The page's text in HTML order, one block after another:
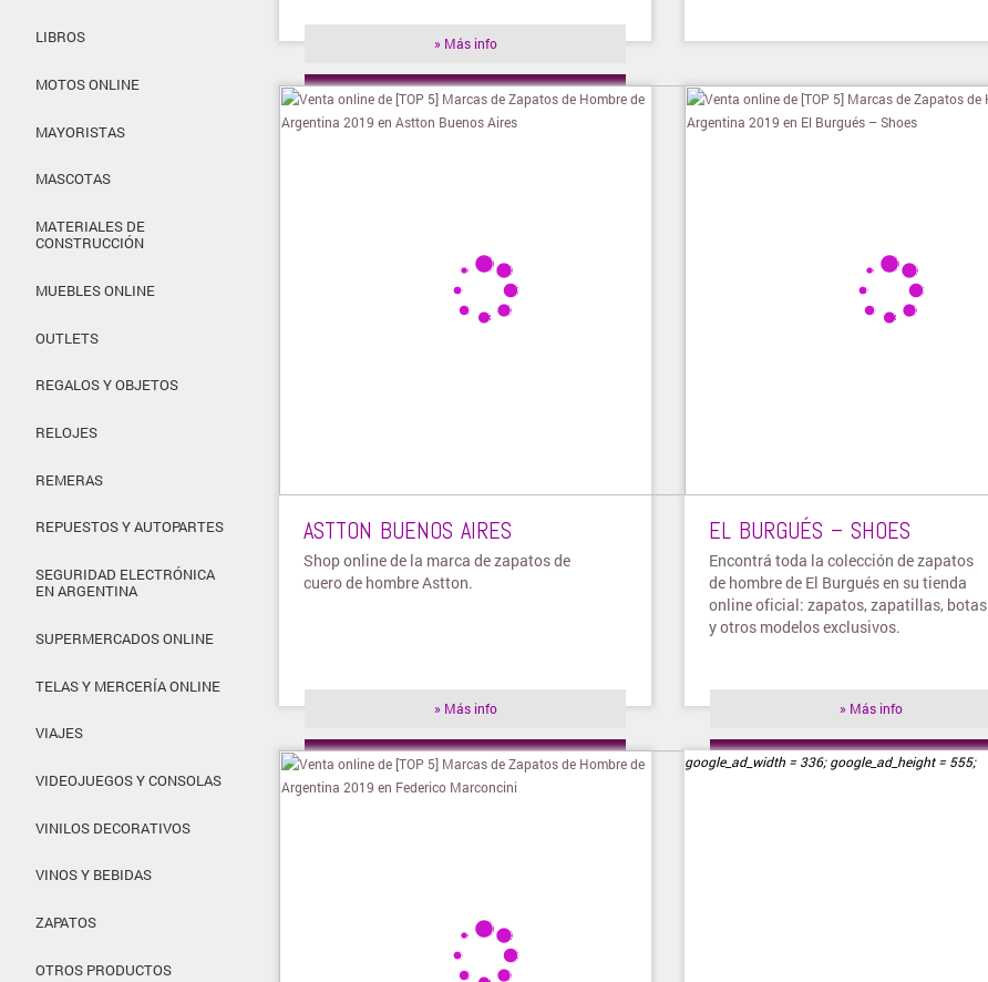
LIBROS
MOTOS ONLINE
MAYORISTAS
MASCOTAS
MATERIALES DE
CONSTRUCCIÓN
MUEBLES ONLINE
OUTLETS
REGALOS Y OBJETOS
RELOJES
REMERAS
REPUESTOS Y AUTOPARTES
SEGURIDAD ELECTRÓNICA
EN ARGENTINA
SUPERMERCADOS ONLINE
TELAS Y MERCERÍA ONLINE
VIAJES
VIDEOJUEGOS Y CONSOLAS
VINILOS DECORATIVOS
VINOS Y BEBIDAS
ZAPATOS
OTROS PRODUCTOS
» Más info
» Visitar tienda
ASTTON BUENOS AIRES
Shop online de la marca de zapatos de
cuero de hombre Astton.
» Más info
» Visitar tienda
EL BURGUÉS – SHOES
Encontrá toda la colección de zapatos
de hombre de El Burgués en su tienda
online oficial: zapatos, zapatillas, botas
y otros modelos exclusivos.
» Más info
» Visitar tienda
google_ad_width = 336; google_ad_height = 555;